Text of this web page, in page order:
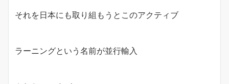
それを日本にも取り組もうとこのアクティブ
ラーニングという名前が並行輸入